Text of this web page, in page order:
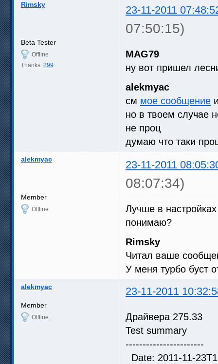
Rimsky 23-11-2011
07:50:15)
Beta Tester
Offline
Thanks: 299
MAG79
ну вот пришел
alekmyac
см мое сообщение
но в твоем случае
не проц
думаю что таки
alekmyac 23-11-2011
08:07:34)
Member
Offline
Лучше в
понимаю?
Rimsky
Читал ваше
У меня турбо буст
alekmyac 23-11-2011
Member
Offline
Драйвера 275.33
Test summary
-----------------------
Date: 2011-11-